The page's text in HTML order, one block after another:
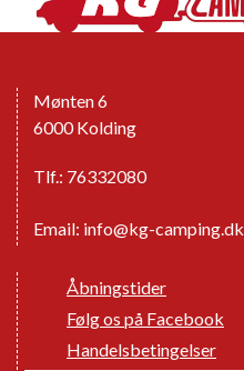
Mønten 6
6000 Kolding
Tlf.: 76332080
Email: info@kg-camping.dk
Åbningstider
Følg os på Facebook
Handelsbetingelser